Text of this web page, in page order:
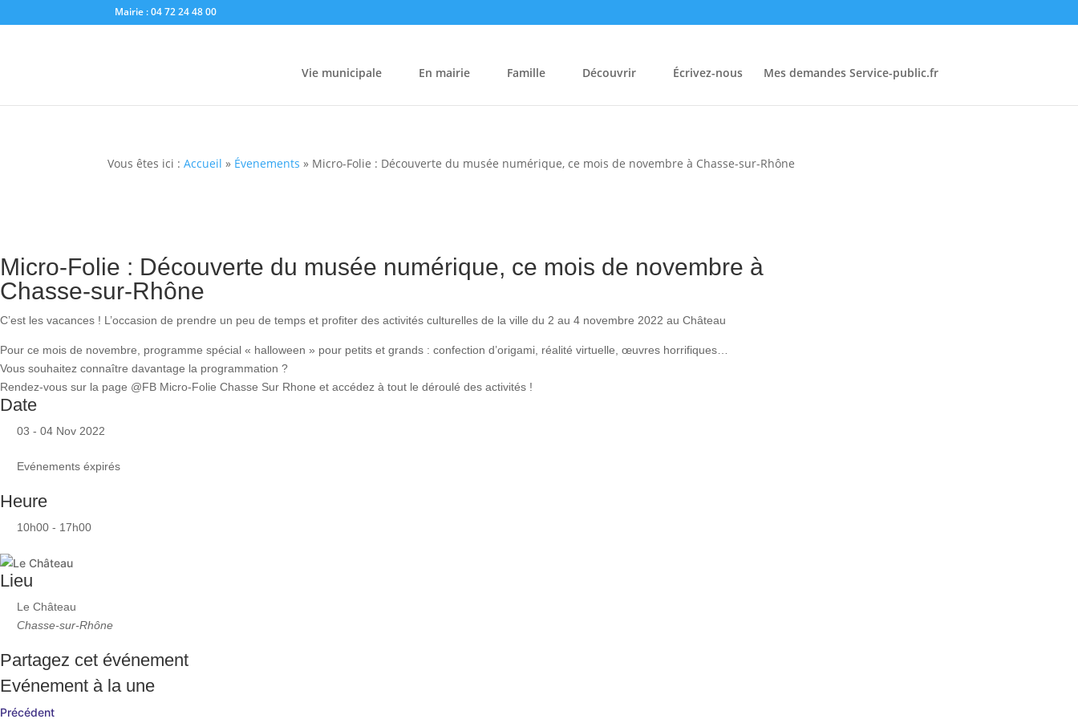
Mairie : 04 72 24 48 00
Vie municipale En mairie Famille Découvrir Écrivez-nous Mes demandes Service-public.fr
Vous êtes ici :Accueil » Évenements » Micro-Folie : Découverte du musée numérique, ce mois de novembre à Chasse-sur-Rhône
Micro-Folie : Découverte du musée numérique, ce mois de novembre à
Chasse-sur-Rhône
C’est les vacances ! L’occasion de prendre un peu de temps et profiter des activités culturelles de la ville du 2 au 4 novembre 2022 au Château
Pour ce mois de novembre, programme spécial « halloween » pour petits et grands : confection d’origami, réalité virtuelle, œuvres horrifiques…
Vous souhaitez connaître davantage la programmation ?
Rendez-vous sur la page @FB Micro-Folie Chasse Sur Rhone et accédez à tout le déroulé des activités !
Date
03 - 04 Nov 2022
Evénements éxpirés
Heure
10h00 - 17h00
Lieu
Le Château
Chasse-sur-Rhône
Partagez cet événement
Evénement à la une
Précédent